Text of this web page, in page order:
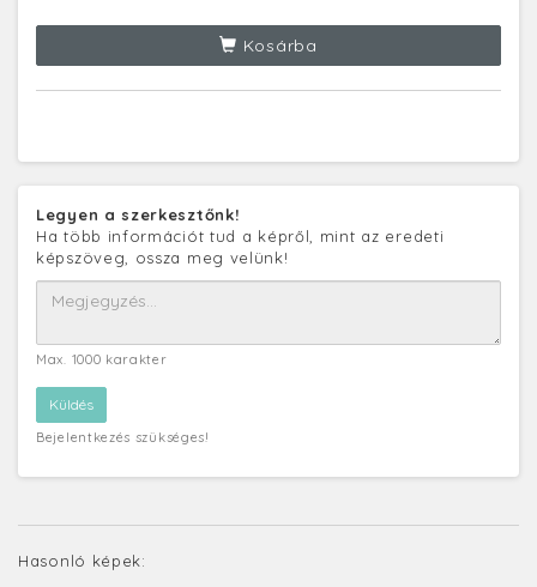
Kosárba
Legyen a szerkesztőnk!
Ha több információt tud a képről, mint az eredeti
képszöveg, ossza meg velünk!
Max. 1000 karakter
Bejelentkezés szükséges!
Hasonló képek: